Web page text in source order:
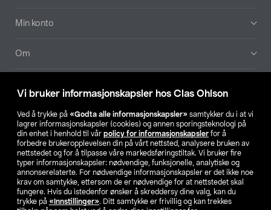
Vi bruker informasjonskapsler hos Clas Ohlson
Ved å trykke på «Godta alle informasjonskapsler» samtykker du i at vi
lagrer informasjonskapsler (cookies) og annen sporingsteknologi på
din enhet i henhold til vår policy for informasjonskapsler for å
forbedre brukeropplevelsen din på vårt nettsted, analysere bruken av
nettstedet og for å tilpasse våre markedsføringstiltak. Vi bruker fire
typer informasjonskapsler: nødvendige, funksjonelle, analytiske og
annonserelaterte. For nødvendige informasjonskapsler er det ikke noe
krav om samtykke, ettersom de er nødvendige for at nettstedet skal
fungere. Hvis du istedenfor ønsker å skreddersy dine valg, kan du
trykke på «Innstillinger». Ditt samtykke er frivillig og kan trekkes
Min konto
Om
Våre selskaper
Finn din butikk
SE NO FI